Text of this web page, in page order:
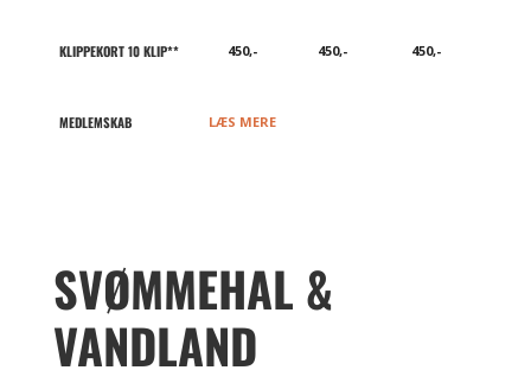
KLIPPEKORT 10 KLIP** 450,- 450,- 450,-
MEDLEMSKAB LÆS MERE
SVØMMEHAL &
VANDLAND